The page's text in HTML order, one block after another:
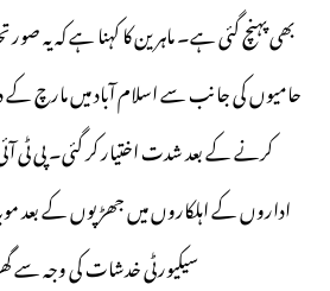
بھی پہنچ گئی ہے۔ ماہرین کا کہنا ہے کہ یہ
حامیوں کی جانب سے اسلام آباد میں مارچ کے
کرنے کے بعد شدت اختیار کر گئی۔ پی ٹی
اداروں کے اہلکاروں میں جھڑپوں کے بعد
سیکیورٹی خدشات کی وجہ سے